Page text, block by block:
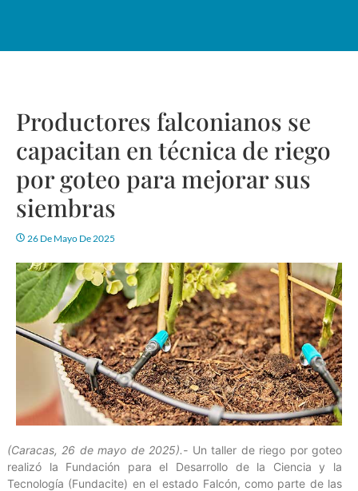
Productores falconianos se
capacitan en técnica de riego
por goteo para mejorar sus
siembras
26 De Mayo De 2025
(Caracas, 26 de mayo de 2025).- Un taller de riego por goteo
realizó la Fundación para el Desarrollo de la Ciencia y la
Tecnología (Fundacite) en el estado Falcón, como parte de las